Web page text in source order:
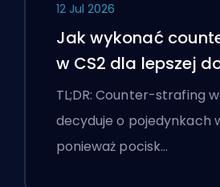
12 Jul 2026
Jak wykonać
w CS2 dla lepszej
TL;DR: Counter-strafing
decyduje o pojedynkach
ponieważ pocisk…